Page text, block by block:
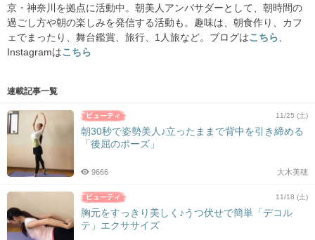
京・神奈川を拠点に活動中。朝美人アンバサダーとして、朝時間の
過ごし方や朝の楽しみを発信する活動も。趣味は、朝食作り、カフ
ェでまったり、舞台鑑賞、旅行、1人旅など。ブログはこちら
Instagramはこちら
連載記事一覧
11/25 (土)
朝30秒で姿勢美人♪立ったままで背中を引き締める
「後屈のポーズ」
大木美穂
9666
11/18 (土)
胸元をすっきり美しく♪うつ伏せで簡単「デコル
テ」エクササイズ